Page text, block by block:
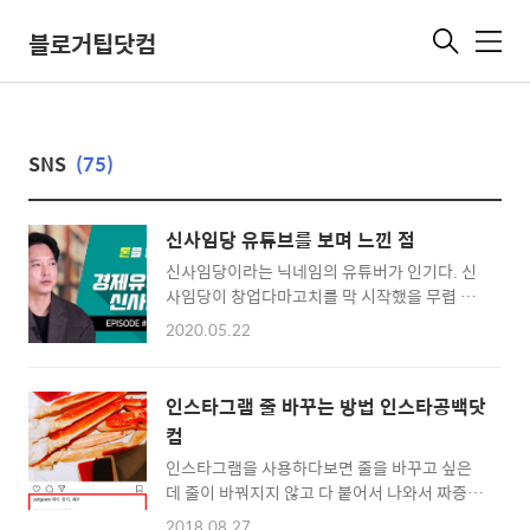
블로거팁닷컴 메
SNS (75)
신사임당 유튜브를 보며 느낀 점
신사임당이라는 닉네임의 유튜버가 인기다. 신
사임당이 창업다마고치를 막 시작했을 무렵 나
도 그의 영상을 보고는 주말에 시간을 내 직장인
됐고 창업 다마고치를 넘어 돈에 관한 유명인사
인터뷰를 통해 몸집을 불려나가고 있다. 블로그
를 2007년부터 운영해온 사람의 눈으로 바라본
신사임당의 성공에는 다 이유가 있다. 조금 비관
적으로 들릴 수 있으나 누구나 신사임당이 될 수
없으며 누구나 SNS 스타가 될 수 없다. 인플루
2020.05.22
인스타그램 줄 바꾸는 방법 인스타공백닷
컴
인스타그램을 사용하다보면 줄을 바꾸고 싶은
데 줄이 바꿔지지 않고 다 붙어서 나와서 짜증이
날 때가 있습니다. 특히 기업 인스타그램을 운영